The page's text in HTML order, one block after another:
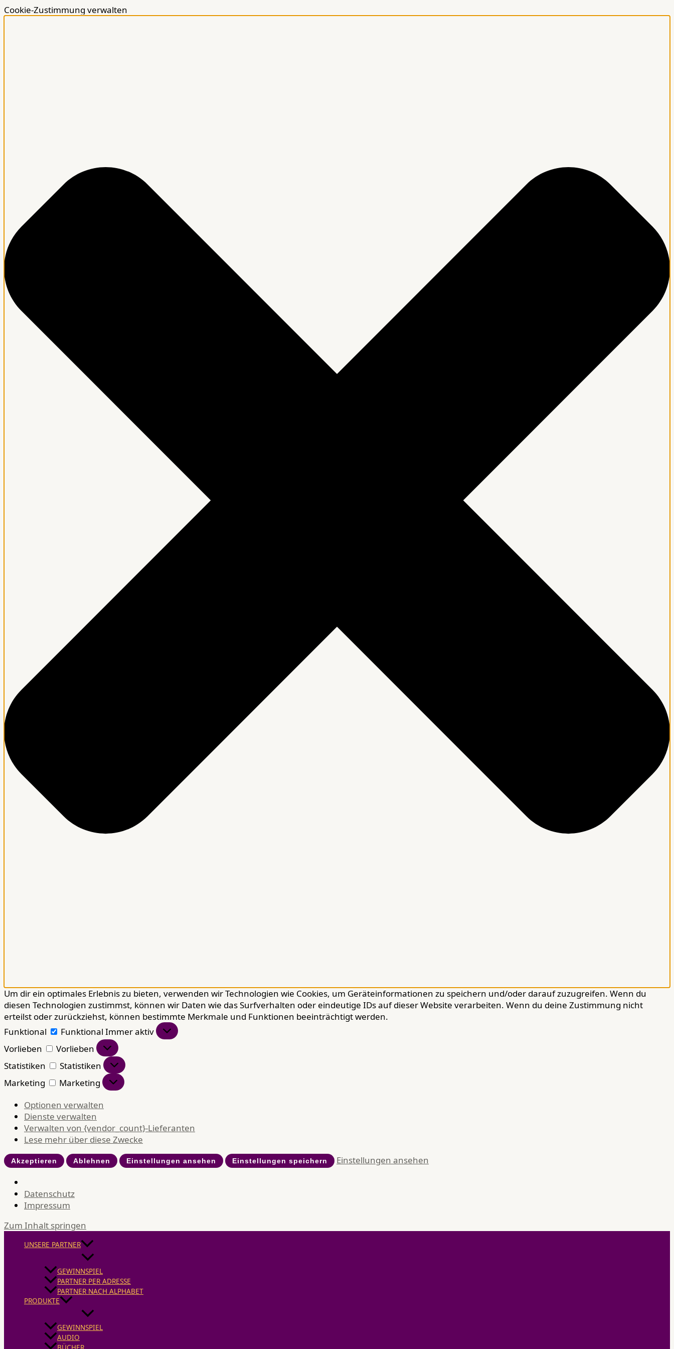
Cookie-Zustimmung verwalten
Um dir ein optimales Erlebnis zu bieten, verwenden wir Technologien wie Cookies, um Geräteinformationen zu speichern und/oder darauf zuzugreifen. Wenn du
diesen Technologien zustimmst, können wir Daten wie das Surfverhalten oder eindeutige IDs auf dieser Website verarbeiten. Wenn du deine Zustimmung nicht
erteilst oder zurückziehst, können bestimmte Merkmale und Funktionen beeinträchtigt werden.
Funktional
Funktional Immer aktiv
Vorlieben
Vorlieben
Statistiken
Statistiken
Marketing
Marketing
Optionen verwalten
Dienste verwalten
Verwalten von {vendor_count}-Lieferanten
Lese mehr über diese Zwecke
Akzeptieren Ablehnen Einstellungen ansehen Einstellungen speichern Einstellungen ansehen
Datenschutz
Impressum
Zum Inhalt springen
UNSERE PARTNER
GEWINNSPIEL
PARTNER PER ADRESSE
PARTNER NACH ALPHABET
PRODUKTE
GEWINNSPIEL
AUDIO